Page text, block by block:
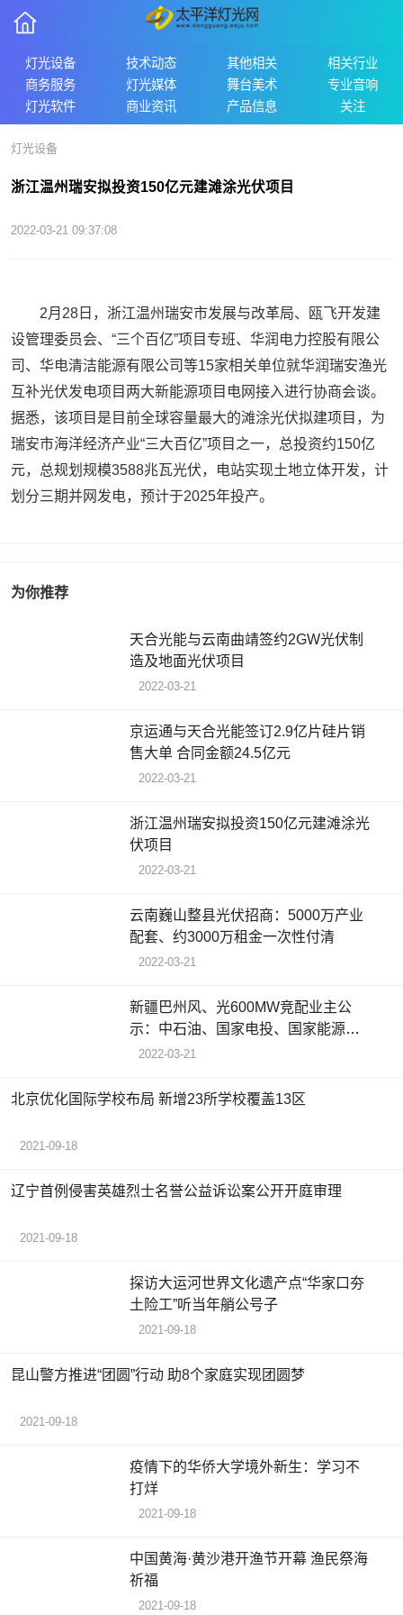
灯光设备 技术动态 其他相关
相关行业
商务服务
灯光媒体 舞台美术
专业音响
灯光软件
商业资讯 产品信息 关注
灯光设备
浙江温州瑞安拟投资150亿元建滩涂光伏项目
2022-03-21 09:37:08
2月28日，浙江温州瑞安市发展与改革局、瓯飞开发建
设管理委员会、“三个百亿”项目专班、华润电力控股有限公
司、华电清洁能源有限公司等15家相关单位就华润瑞安渔光
互补光伏发电项目两大新能源项目电网接入进行协商会谈。
据悉，该项目是目前全球容量最大的滩涂光伏拟建项目，为
瑞安市海洋经济产业“三大百亿”项目之一，总投资约150亿
元，总规划规模3588兆瓦光伏，电站实现土地立体开发，计
划分三期并网发电，预计于2025年投产。
为你推荐
天合光能与云南曲靖签约2GW光伏制
造及地面光伏项目
2022-03-21
京运通与天合光能签订2.9亿片硅片销
售大单 合同金额24.5亿元
2022-03-21
浙江温州瑞安拟投资150亿元建滩涂光
伏项目
2022-03-21
云南巍山整县光伏招商：5000万产业
配套、约3000万租金一次性付清
2022-03-21
新疆巴州风、光600MW竞配业主公
示：中石油、国家电投、国家能源集
团拟中标
2022-03-21
北京优化国际学校布局 新增23所学校覆盖13区
2021-09-18
辽宁首例侵害英雄烈士名誉公益诉讼案公开开庭审理
2021-09-18
探访大运河世界文化遗产点“华家口夯
土险工”听当年艄公号子
2021-09-18
昆山警方推进“团圆”行动 助8个家庭实现团圆梦
2021-09-18
疫情下的华侨大学境外新生：学习不
打烊
2021-09-18
中国黄海·黄沙港开渔节开幕 渔民祭海
祈福
2021-09-18